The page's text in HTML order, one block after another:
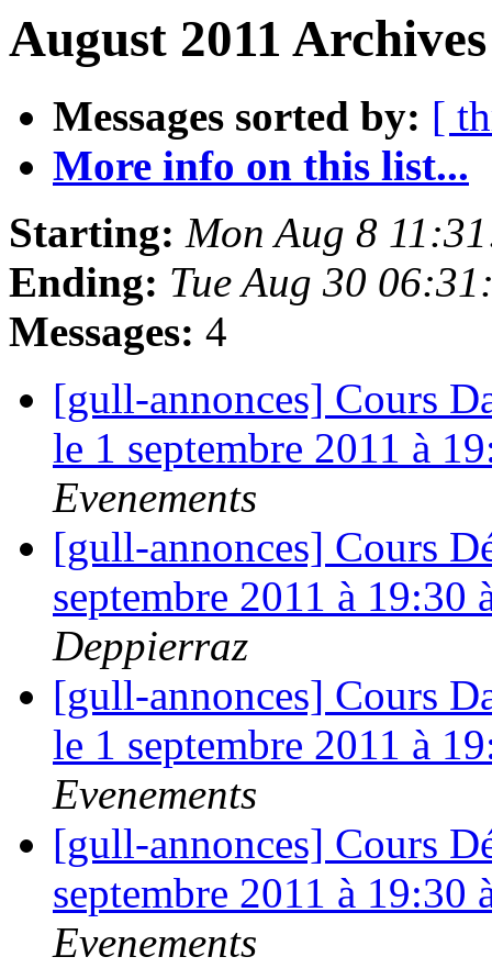
August 2011
Messages sorted by: [
More info on this list...
Starting: Mon Aug 8
Ending: Tue Aug 30
Messages: 4
[gull-annonces] Cours
le 1 septembre 2011 à
Evenements
[gull-annonces] Cours
septembre 2011 à 19:30
Deppierraz
[gull-annonces] Cours
le 1 septembre 2011 à
Evenements
[gull-annonces] Cours
septembre 2011 à 19:30
Evenements